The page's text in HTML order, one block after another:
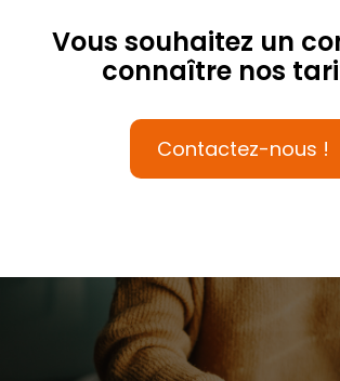
Vous souhaitez un
connaître nos
Contactez-nous !